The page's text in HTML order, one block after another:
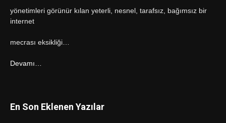
yönetimleri görünür kılan yeterli, nesnel, tarafsız, bağımsız bir
internet
mecrası eksikliği…
Devamı…
En Son Eklenen Yazılar